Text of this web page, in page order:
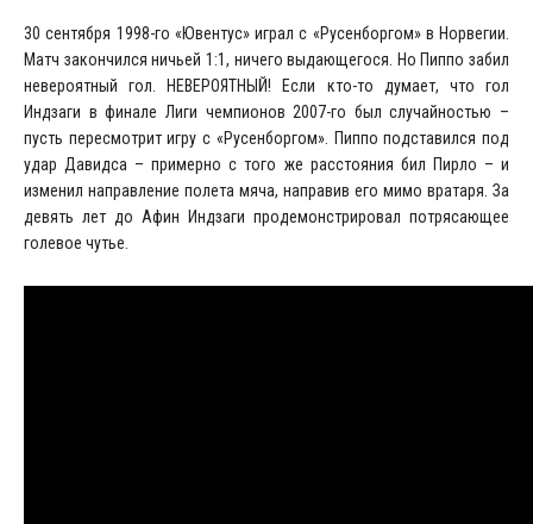
30 сентября 1998-го «Ювентус» играл с «Русенборгом» в Норвегии.
Матч закончился ничьей 1:1, ничего выдающегося. Но Пиппо забил
невероятный гол. НЕВЕРОЯТНЫЙ! Если кто-то думает, что гол
Индзаги в финале Лиги чемпионов 2007-го был случайностью –
пусть пересмотрит игру с «Русенборгом». Пиппо подставился под
удар Давидса – примерно с того же расстояния бил Пирло – и
изменил направление полета мяча, направив его мимо вратаря. За
девять лет до Афин Индзаги продемонстрировал потрясающее
голевое чутье.